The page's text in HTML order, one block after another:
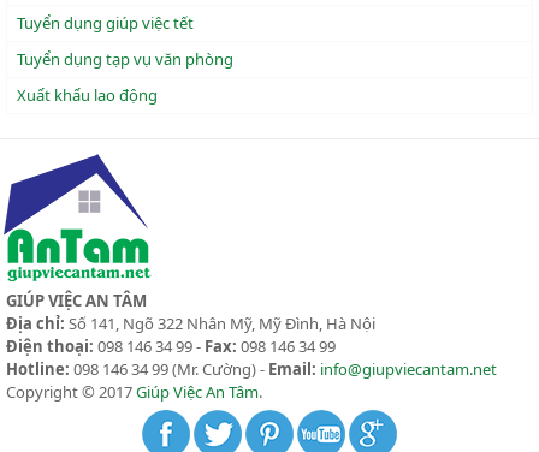
Tuyển dụng giúp việc tết
Tuyển dụng tạp vụ văn phòng
Xuẩt khẩu lao động
GIÚP VIỆC AN TÂM
Địa chỉ: Số 141, Ngõ 322 Nhân Mỹ, Mỹ Đình, Hà Nội
Điện thoại: 098 146 34 99 - Fax: 098 146 34 99
Hotline: 098 146 34 99(Mr. Cường) - Email: info@giupviecantam.net
Copyright © 2017Giúp Việc An Tâm.